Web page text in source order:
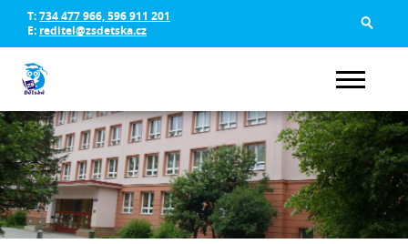
T:734 477 966, 596 911 201
E: reditel@zsdetska.cz